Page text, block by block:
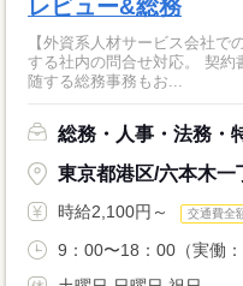
レビュー&総務
【外資系人材サービス会社で
する社内の問合せ対応。 契
随する総務事務もお...
総務・人事・法務・
東京都港区/六本木一
時給2,100円～ 交通費全
9：00〜18：00（実働